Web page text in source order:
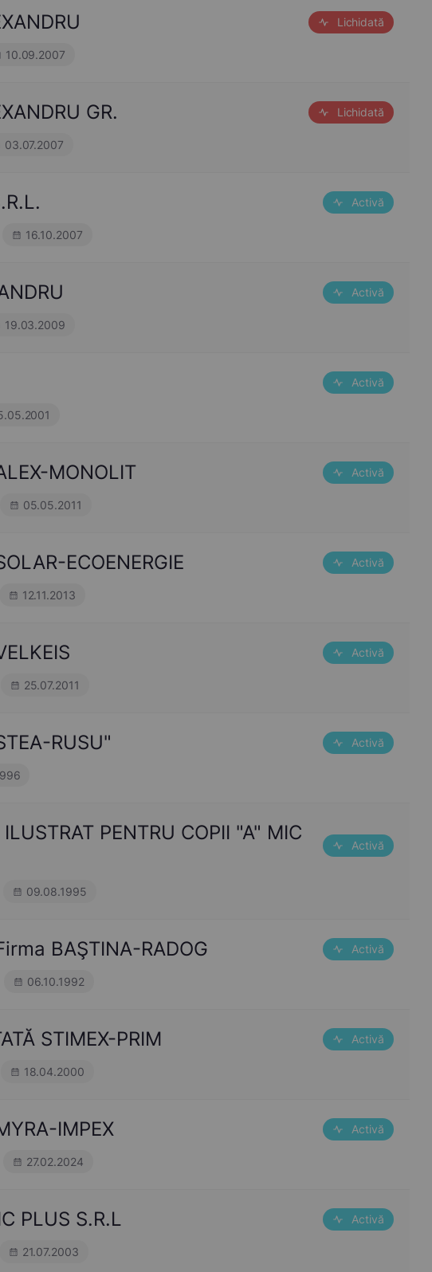
Lichidată
10.09.2007
GR. Lichidată
03.07.2007
Activă
16.10.2007
Activă
19.03.2009
Activă
MONOLIT Activă
05.05.2011
ECOENERGIE Activă
12.11.2013
Activă
25.07.2011
RUSU" Activă
PENTRU COPII "A" MIC
Activă
09.08.1995
BAŞTINA-RADOG Activă
06.10.1992
STIMEX-PRIM Activă
18.04.2000
IMPEX Activă
27.02.2024
PLUS S.R.L Activă
21.07.2003